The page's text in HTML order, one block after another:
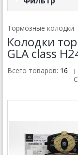
Тормозные колодки
Колодки
GLA class
Всего товаров: 16 |